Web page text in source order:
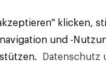
klicken,
und -
Datenschutz